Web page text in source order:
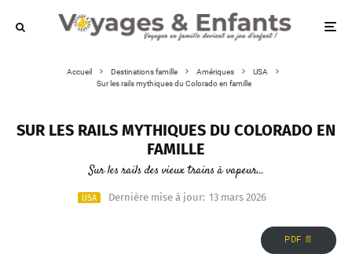
Accueil Destinations famille Amériques
USA
Sur les rails mythiques du Colorado en famille
SUR LES RAILS MYTHIQUES DU COLORADO EN
FAMILLE
Sur les rails des vieux trains à vapeur...
USA Dernière mise à jour: 13 mars 2026
PDF 📄